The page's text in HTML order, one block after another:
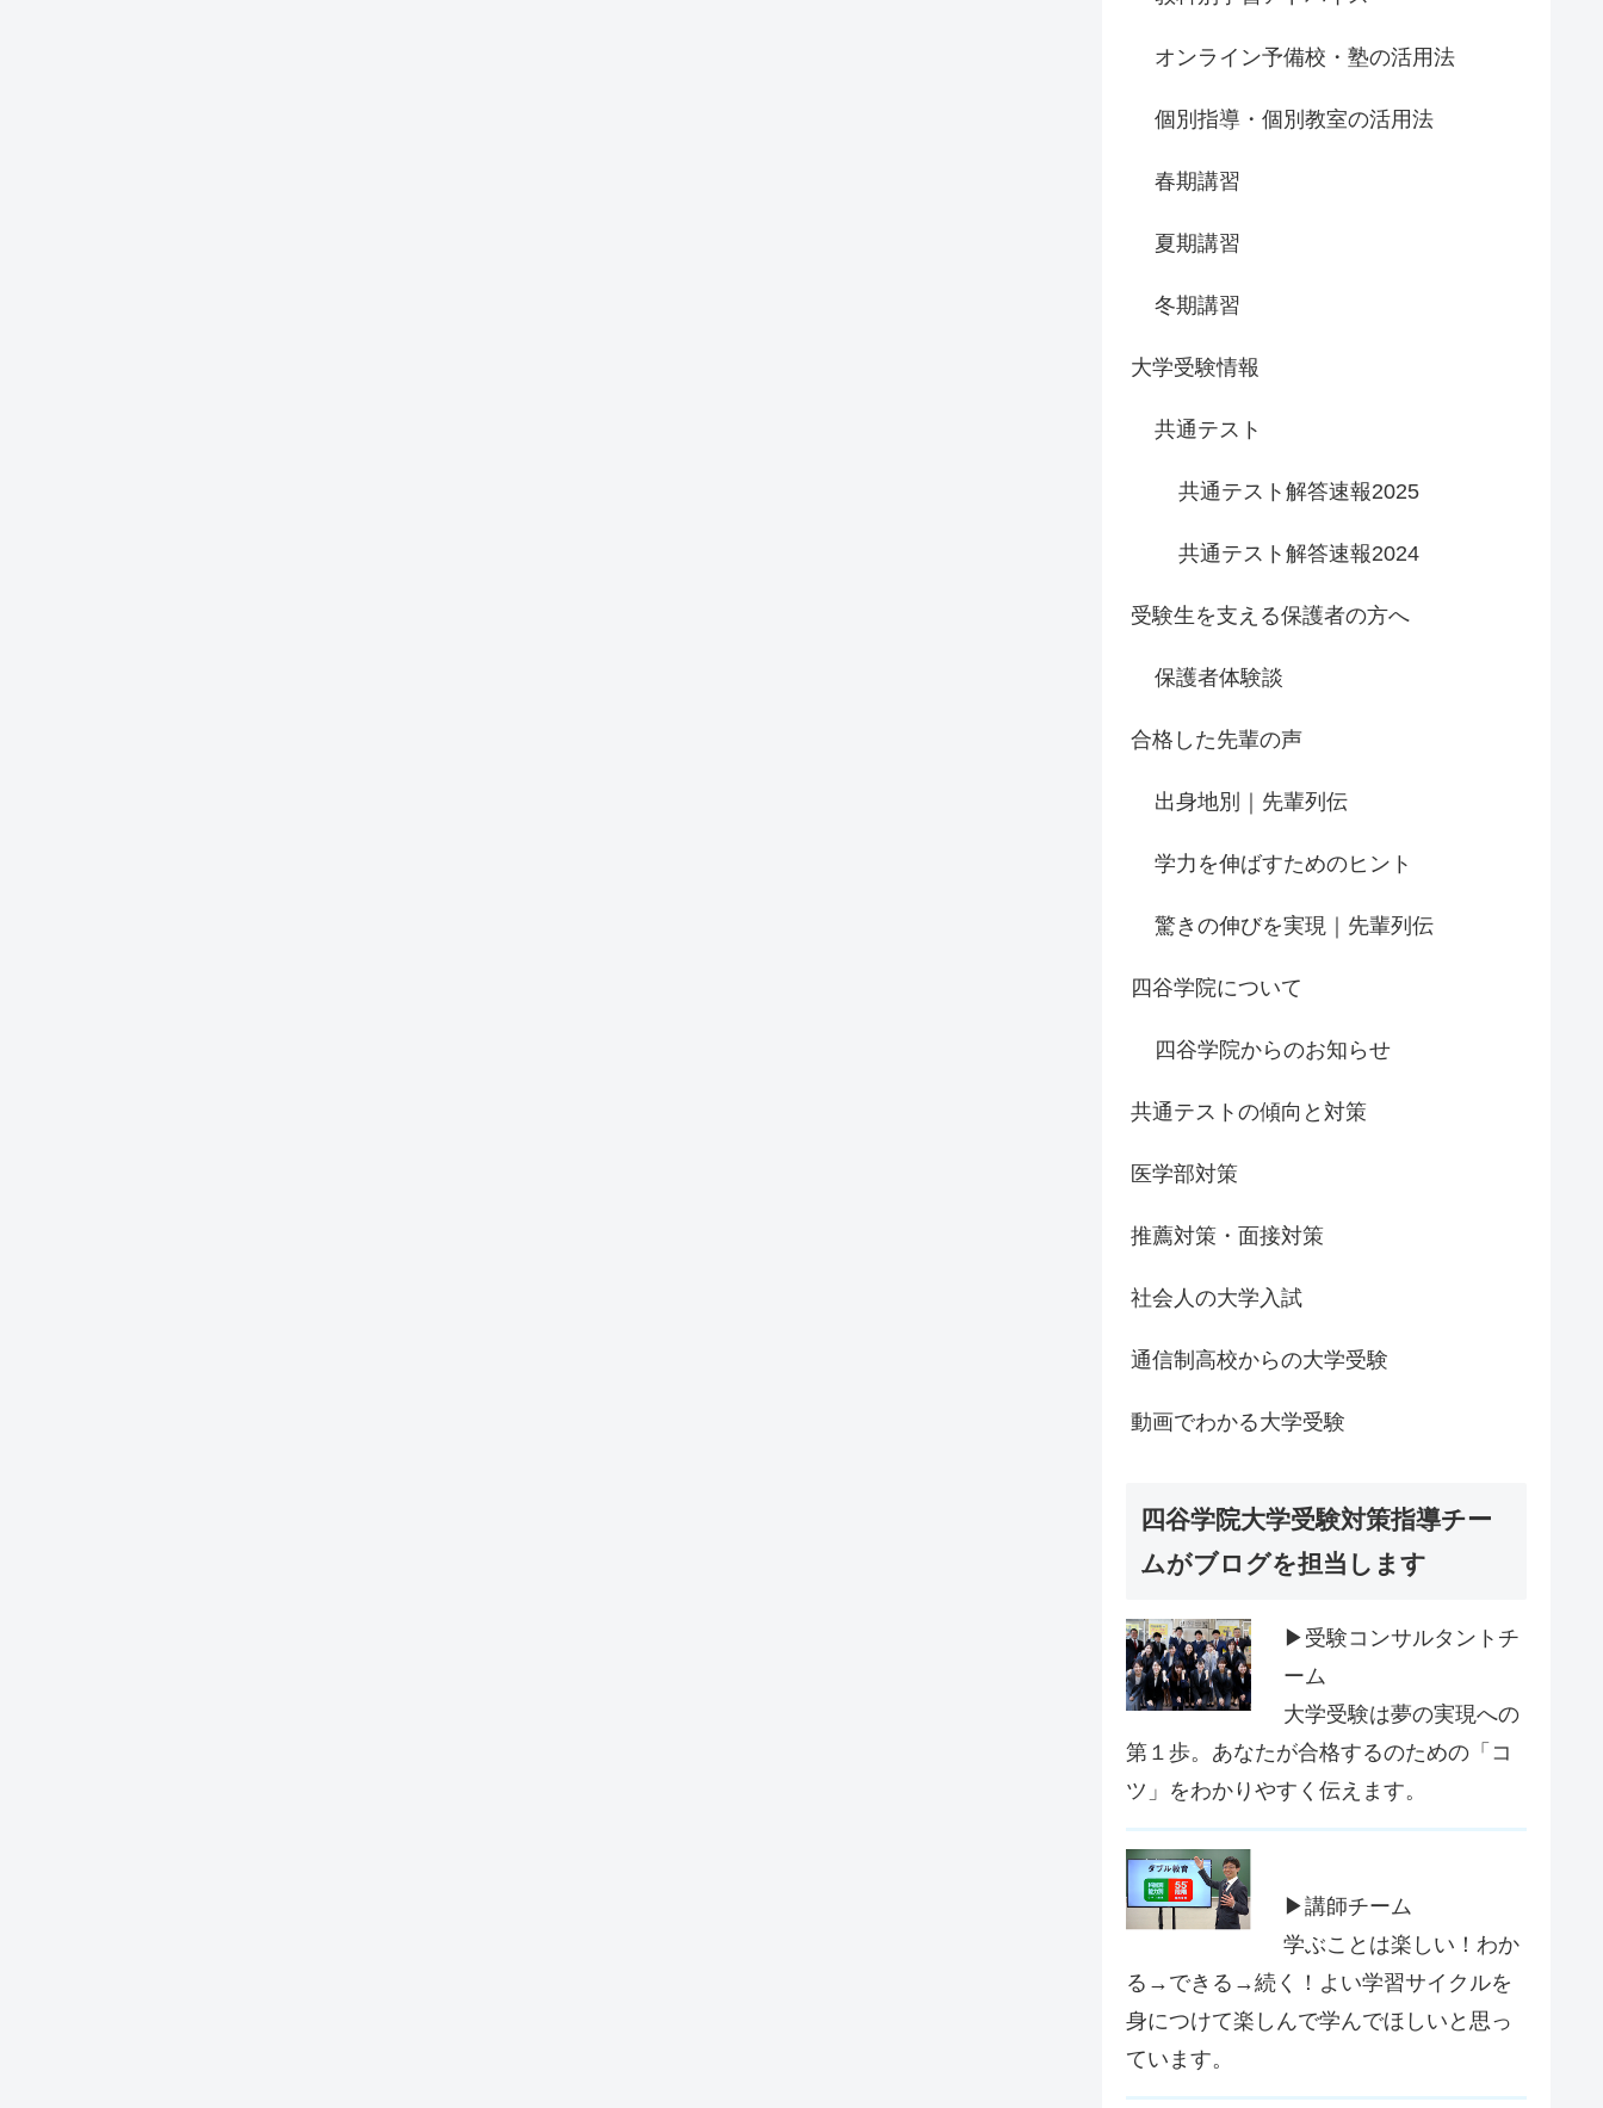
オンライン予備校・塾の活用法
個別指導・個別教室の活用法
春期講習
夏期講習
冬期講習
大学受験情報
共通テスト
共通テスト解答速報2025
共通テスト解答速報2024
受験生を支える保護者の方へ
保護者体験談
合格した先輩の声
出身地別｜先輩列伝
学力を伸ばすためのヒント
驚きの伸びを実現｜先輩列伝
四谷学院について
四谷学院からのお知らせ
共通テストの傾向と対策
医学部対策
推薦対策・面接対策
社会人の大学入試
通信制高校からの大学受験
動画でわかる大学受験
四谷学院大学受験対策指導チー
ムがブログを担当します
▶受験コンサルタントチ
ーム
大学受験は夢の実現への
第１歩。あなたが合格するのための「コ
ツ」をわかりやすく伝えます。
▶講師チーム
学ぶことは楽しい！わか
る→できる→続く！よい学習サイクルを
身につけて楽しんで学んでほしいと思っ
ています。